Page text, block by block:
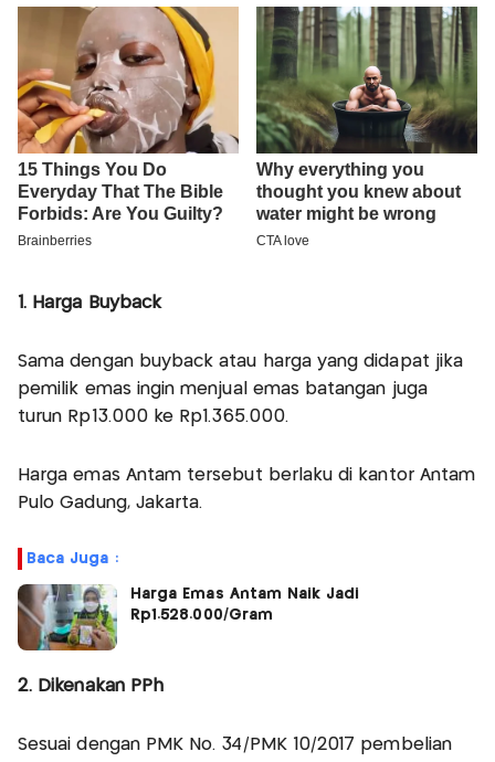
1. Harga Buyback
Sama dengan buyback atau harga yang didapat jika
pemilik emas ingin menjual emas batangan juga
turun Rp13.000 ke Rp1.365.000.
Harga emas Antam tersebut berlaku di kantor Antam
Pulo Gadung, Jakarta.
Baca Juga :
Harga Emas Antam Naik Jadi
Rp1.528.000/Gram
2. Dikenakan PPh
Sesuai dengan PMK No. 34/PMK 10/2017 pembelian